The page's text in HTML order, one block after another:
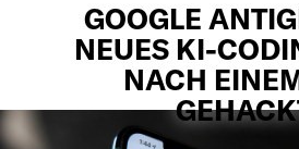
GOOGLE
NEUES KI-
NACH